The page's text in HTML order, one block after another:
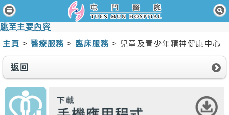
跳至主要內容
主頁
醫療服務
醫護專業人員
消息及活動
主頁 > 醫療服務 > 臨床服務 > 兒童及青少年精神健康中心
返回